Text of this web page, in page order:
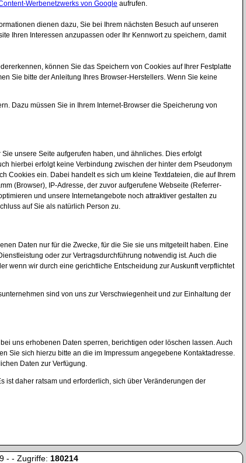
Werbenetzwerks von Google aufrufen.
dienen dazu, Sie bei Ihrem nächsten Besuch auf unseren
Ihren Interessen anzupassen oder Ihr Kennwort zu speichern, damit
können Sie das Speichern von Cookies auf Ihrer Festplatte
Sie bitte der Anleitung Ihres Browser-Herstellers. Wenn Sie keine
Dazu müssen Sie in Ihrem Internet-Browser die Speicherung von
unsere Seite aufgerufen haben, und ähnliches. Dies erfolgt
hierbei erfolgt keine Verbindung zwischen der hinter dem Pseudonym
Cookies ein. Dabei handelt es sich um kleine Textdateien, die auf Ihrem
(Browser), IP-Adresse, der zuvor aufgerufene Webseite (Referrer-
und unsere Internetangebote noch attraktiver gestalten zu
auf Sie als natürlich Person zu.
Daten nur für die Zwecke, für die Sie sie uns mitgeteilt haben. Eine
oder zur Vertragsdurchführung notwendig ist. Auch die
wenn wir durch eine gerichtliche Entscheidung zur Auskunft verpflichtet
sind von uns zur Verschwiegenheit und zur Einhaltung der
uns erhobenen Daten sperren, berichtigen oder löschen lassen. Auch
Sie sich hierzu bitte an die im Impressum angegebene Kontaktadresse.
Daten zur Verfügung.
ist daher ratsam und erforderlich, sich über Veränderungen der
- - Zugriffe: 180214